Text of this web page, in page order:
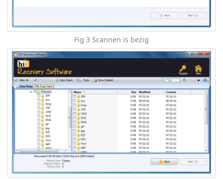
Fig 3 Scannen is bezig